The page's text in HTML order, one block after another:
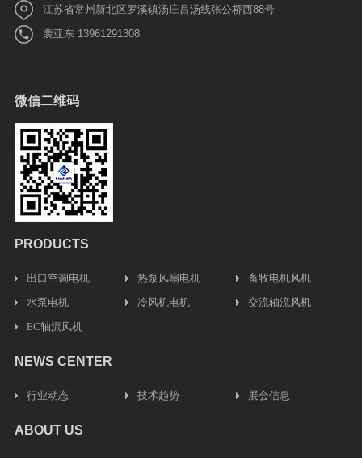
江苏省常州新北区罗溪镇汤庄吕汤线张公桥西88号
裴亚东 13961291308
微信二维码
PRODUCTS
出口空调电机 热泵风扇电机
畜牧电机风机
水泵电机
冷风机电机
交流轴流风机
EC轴流风机
NEWS CENTER
行业动态 技术趋势 展会信息
ABOUT US